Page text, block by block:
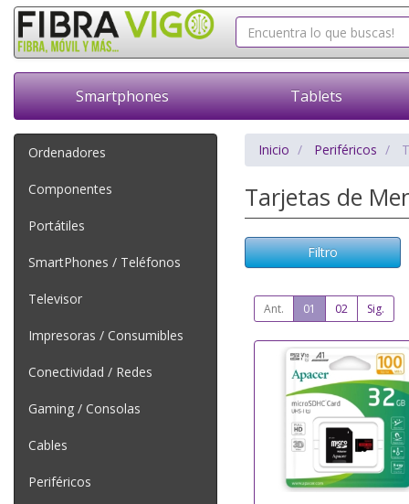
Smartphones Tablets
Ordenadores
Componentes
Portátiles
SmartPhones / Teléfonos
Televisor
Impresoras / Consumibles
Conectividad / Redes
Gaming / Consolas
Cables
Periféricos
Inicio Periféricos
Tarjetas de
Filtro
Ant. 01 02 Sig.